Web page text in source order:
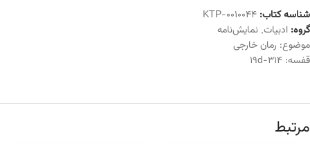
شناسه کتاب: KTP-0010044
گروه: ادبیات, نمایش‌نامه
موضوع: رمان خارجی
قفسه: 314-19d
مرتبط